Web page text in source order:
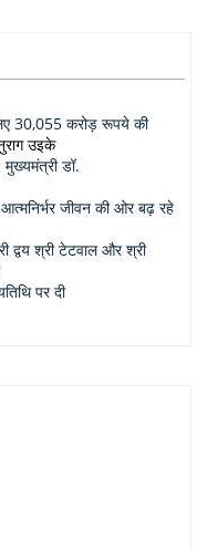
30,055 करोड़ रूपये की
उइके
डॉ.
जीवन की ओर बढ़ रहे
द्वय श्री टेटवाल और श्री
पर दी